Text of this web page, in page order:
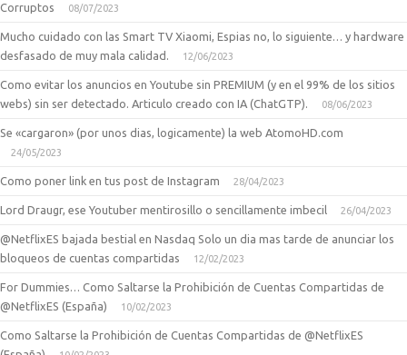
Corruptos
08/07/2023
Mucho cuidado con las Smart TV Xiaomi, Espias no, lo siguiente… y hardware
desfasado de muy mala calidad.
12/06/2023
Como evitar los anuncios en Youtube sin PREMIUM (y en el 99% de los sitios
webs) sin ser detectado. Articulo creado con IA (ChatGTP).
08/06/2023
Se «cargaron» (por unos dias, logicamente) la web AtomoHD.com
24/05/2023
Como poner link en tus post de Instagram 28/04/2023
Lord Draugr, ese Youtuber mentirosillo o sencillamente imbecil 26/04/2023
@NetflixES bajada bestial en Nasdaq Solo un dia mas tarde de anunciar los
bloqueos de cuentas compartidas
12/02/2023
For Dummies… Como Saltarse la Prohibición de Cuentas Compartidas de
@NetflixES (España)
10/02/2023
Como Saltarse la Prohibición de Cuentas Compartidas de @NetflixES